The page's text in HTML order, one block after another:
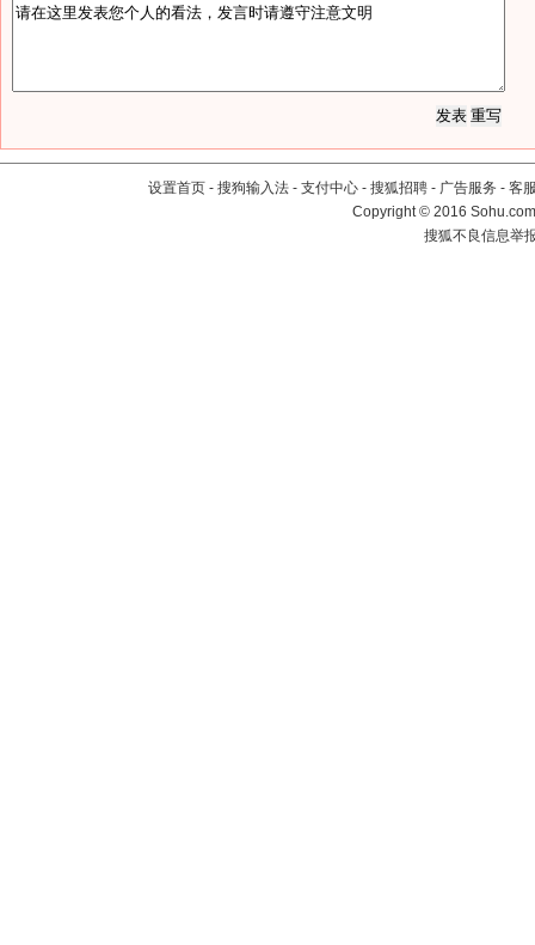
设置首页 - 搜狗输入法 - 支付中心 - 搜狐招聘 - 广告服务 - 客
Copyright©2016
搜狐不良信息举